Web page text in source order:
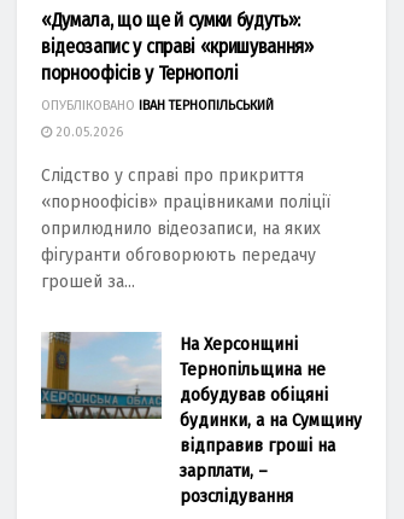
«Думала, що ще й сумки будуть»:
відеозапис у справі «кришування»
порноофісів у Тернополі
ОПУБЛІКОВАНО
ІВАН ТЕРНОПІЛЬСЬКИЙ
20.05.2026
Слідство у справі про прикриття
«порноофісів» працівниками поліції
оприлюднило відеозаписи, на яких
фігуранти обговорюють передачу
грошей за...
На Херсонщині
Тернопільщина не
добудував обіцяні
будинки, а на Сумщину
відправив гроші на
зарплати, –
розслідування